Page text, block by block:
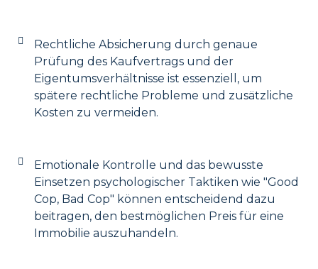
Rechtliche Absicherung durch genaue
Prüfung des Kaufvertrags und der
Eigentumsverhältnisse ist essenziell, um
spätere rechtliche Probleme und zusätzliche
Kosten zu vermeiden.
Emotionale Kontrolle und das bewusste
Einsetzen psychologischer Taktiken wie "Good
Cop, Bad Cop" können entscheidend dazu
beitragen, den bestmöglichen Preis für eine
Immobilie auszuhandeln.